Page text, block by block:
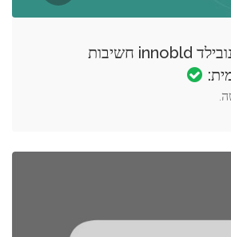
בידוד תרמי אינובילד innobld חשיבות